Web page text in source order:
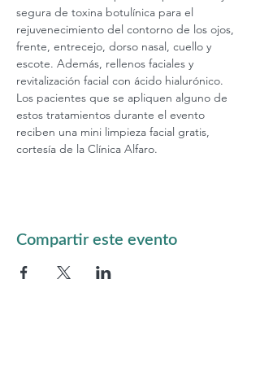
segura de toxina botulínica para el
rejuvenecimiento del contorno de los ojos,
frente, entrecejo, dorso nasal, cuello y
escote. Además, rellenos faciales y
revitalización facial con ácido hialurónico.
Los pacientes que se apliquen alguno de
estos tratamientos durante el evento
reciben una mini limpieza facial gratis,
cortesía de la Clínica Alfaro.
Compartir este evento